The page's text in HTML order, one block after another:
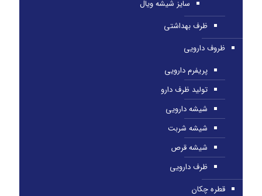
سایز شیشه ویال
ظرف بهداشتی
ظروف دارویی
پریفرم دارویی
تولید ظرف دارو
شیشه دارویی
شیشه شربت
شیشه قرص
ظرف دارویی
قطره چکان